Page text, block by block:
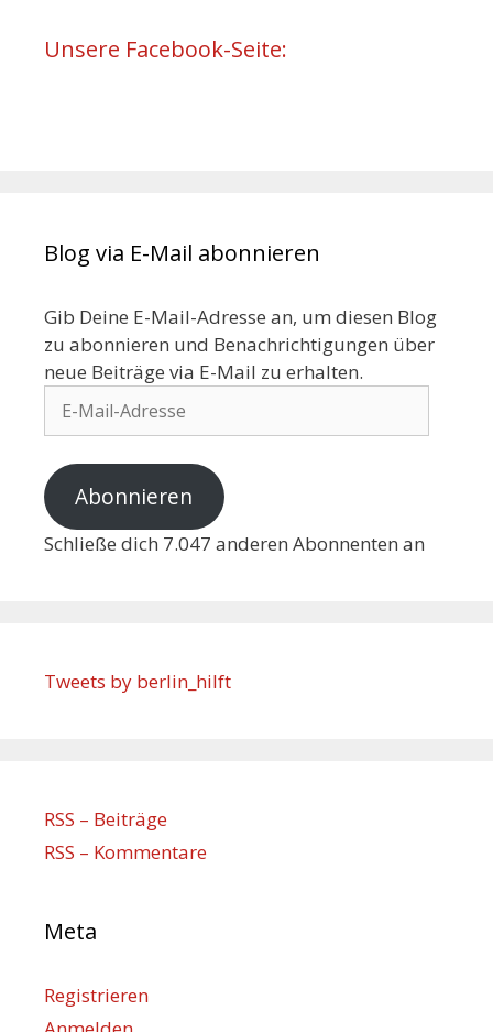
Unsere Facebook-Seite:
Blog via E-Mail abonnieren
Gib Deine E-Mail-Adresse an, um diesen Blog
zu abonnieren und Benachrichtigungen über
neue Beiträge via E-Mail zu erhalten.
Abonnieren
Schließe dich 7.047 anderen Abonnenten an
Tweets by berlin_hilft
RSS – Beiträge
RSS – Kommentare
Meta
Registrieren